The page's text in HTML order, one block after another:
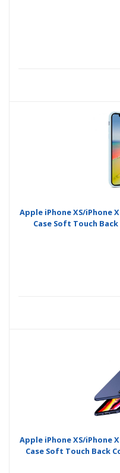
Apple iPhone XS/iPhone
Case Soft Touch
Apple iPhone XS/iPhone
Case Soft Touch Back